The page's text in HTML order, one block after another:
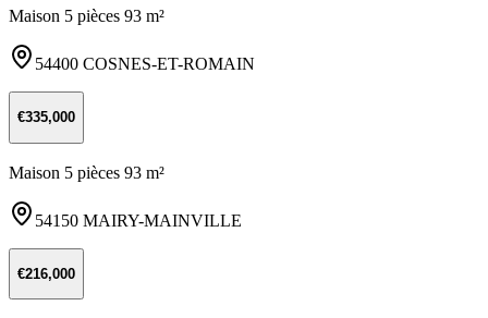
Maison 5 pièces 93 m²
54400 COSNES-ET-ROMAIN
€335,000
Maison 5 pièces 93 m²
54150 MAIRY-MAINVILLE
€216,000